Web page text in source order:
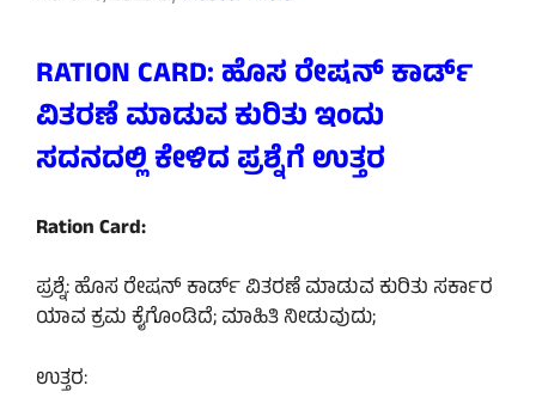
RATION CARD: ಹೊಸ ರೇಷನ್ ಕಾರ್ಡ್
ವಿತರಣೆ ಮಾಡುವ ಕುರಿತು ಇಂದು
ಸದನದಲ್ಲಿ ಕೇಳಿದ ಪ್ರಶ್ನೆಗೆ ಉತ್ತರ
Ration Card:
ಪ್ರಶ್ನೆ: ಹೊಸ ರೇಷನ್ ಕಾರ್ಡ್ ವಿತರಣೆ ಮಾಡುವ ಕುರಿತು ಸರ್ಕಾರ
ಯಾವ ಕ್ರಮ ಕೈಗೊಂಡಿದೆ; ಮಾಹಿತಿ ನೀಡುವುದು;
ಉತ್ತರ: